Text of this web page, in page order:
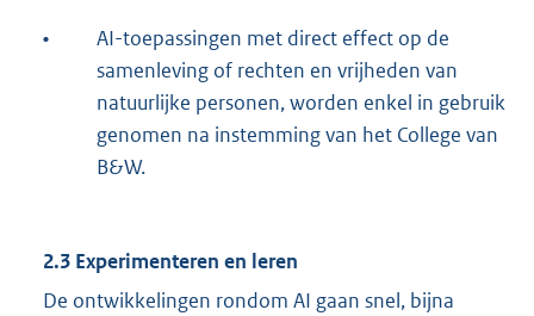
•
AI-toepassingen met direct effect op de
samenleving of rechten en vrijheden van
natuurlijke personen, worden enkel in gebruik
genomen na instemming van het College van
B&W.
2.3 Experimenteren en leren
De ontwikkelingen rondom AI gaan snel, bijna